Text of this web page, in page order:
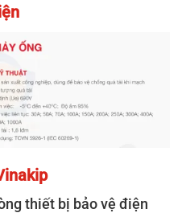
thiết bị bảo vệ điện